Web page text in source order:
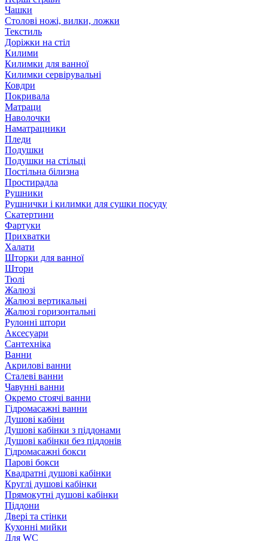
Чашки
Столові ножі, вилки, ложки
Текстиль
Доріжки на стіл
Килими
Килимки для ванної
Килимки сервірувальні
Ковдри
Покривала
Матраци
Наволочки
Наматрацники
Пледи
Подушки
Подушки на стільці
Постільна білизна
Простирадла
Рушники
Рушнички і килимки для сушки посуду
Скатертини
Фартуки
Прихватки
Халати
Шторки для ванної
Штори
Тюлі
Жалюзі
Жалюзі вертикальні
Жалюзі горизонтальні
Рулонні штори
Аксесуари
Сантехніка
Ванни
Акрилові ванни
Сталеві ванни
Чавунні ванни
Окремо стоячі ванни
Гідромасажні ванни
Душові кабіни
Душові кабінки з піддонами
Душові кабінки без піддонів
Гідромасажні бокси
Парові бокси
Квадратні душові кабінки
Круглі душові кабінки
Прямокутні душові кабінки
Піддони
Двері та стінки
Кухонні мийки
Для WC